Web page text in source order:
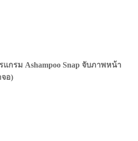
แกรม Ashampoo Snap จับภาพหน้า
อ)